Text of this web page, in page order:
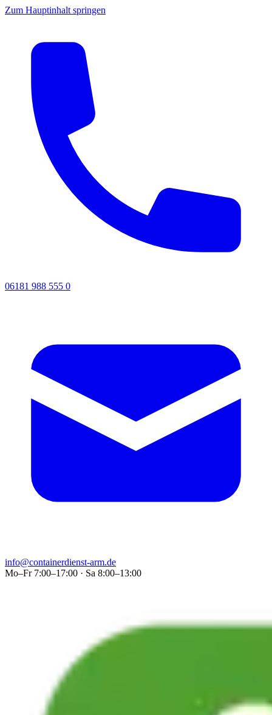
Zum Hauptinhalt springen
06181 988 555 0
info@containerdienst-arm.de
Mo–Fr 7:00–17:00 · Sa 8:00–13:00